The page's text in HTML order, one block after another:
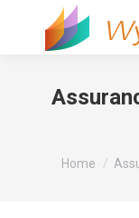
You are here:
Home